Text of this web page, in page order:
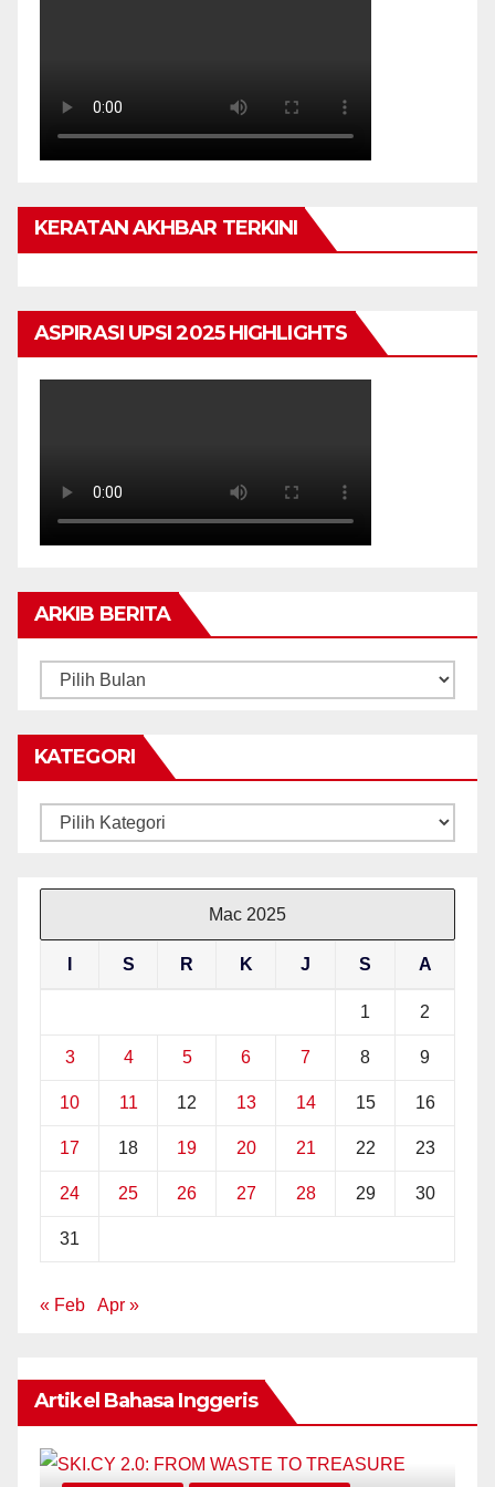
KERATAN AKHBAR TERKINI
ASPIRASI UPSI 2025 HIGHLIGHTS
ARKIB BERITA
ARKIB
KATEGORI
Kategori
Mac 2025
S R K J S A
1 2
3 4 5 6 7 8 9
10 11 12 13 14 15 16
17 18 19 20 21 22 23
24 25 26 27 28 29 30
31
« Feb Apr »
Artikel Bahasa Inggeris